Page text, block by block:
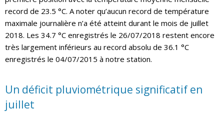
record de 23.5 °C. A noter qu’aucun record de température
maximale journalière n’a été atteint durant le mois de juillet
2018. Les 34.7 °C enregistrés le 26/07/2018 restent encore
très largement inférieurs au record absolu de 36.1 °C
enregistrés le 04/07/2015 à notre station.
Un déficit pluviométrique significatif en
juillet